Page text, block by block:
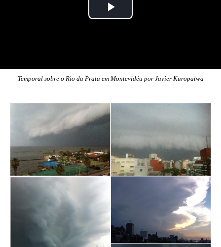
Temporal sobre o Rio da Prata em Montevidéu por Javier Kuropatwa